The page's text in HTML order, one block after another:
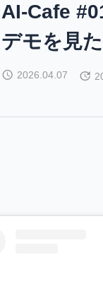
AI-Cafe
デモを見
2026.04.07